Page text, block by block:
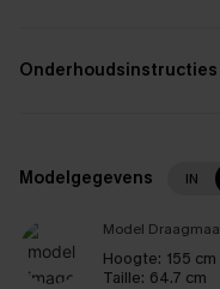
Onderhoudsinstructies
Modelgegevens IN
Model
Hoogte: 155 cm
Taille: 64.7 cm